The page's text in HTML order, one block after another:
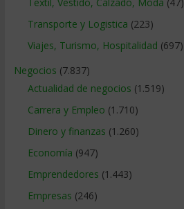
Transporte y Logistica (223)
Viajes, Turismo, Hospitalidad (697)
Negocios (7.837)
Actualidad de negocios (1.519)
Carrera y Empleo (1.710)
Dinero y finanzas (1.260)
Economía (947)
Emprendedores (1.443)
Empresas (246)